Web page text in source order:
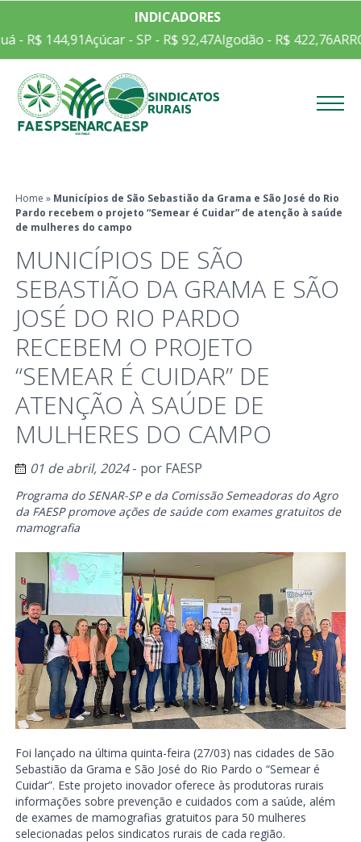
INDICADORES
Açúcar - SP - R$ 92,47 Algodão - R$ 422,76ARROZ EM
Home » Municípios de São Sebastião da Grama e São José do Rio
Pardo recebem o projeto “Semear é Cuidar” de atenção à saúde
de mulheres do campo
MUNICÍPIOS DE SÃO
SEBASTIÃO DA GRAMA E SÃO
JOSÉ DO RIO PARDO
RECEBEM O PROJETO
“SEMEAR É CUIDAR” DE
ATENÇÃO À SAÚDE DE
MULHERES DO CAMPO
01 de abril, 2024- por FAESP
Programa do SENAR-SP e da Comissão Semeadoras do Agro
da FAESP promove ações de saúde com exames gratuitos de
mamografia
Foi lançado na última quinta-feira (27/03) nas cidades de São
Sebastião da Grama e São José do Rio Pardo o “Semear é
Cuidar”. Este projeto inovador oferece às produtoras rurais
informações sobre prevenção e cuidados com a saúde, além
de exames de mamografias gratuitos para 50 mulheres
selecionadas pelos sindicatos rurais de cada região.